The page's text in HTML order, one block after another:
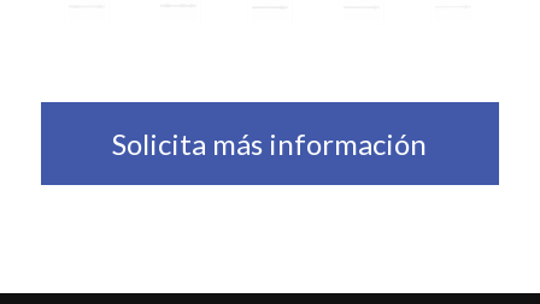
Solicita más información